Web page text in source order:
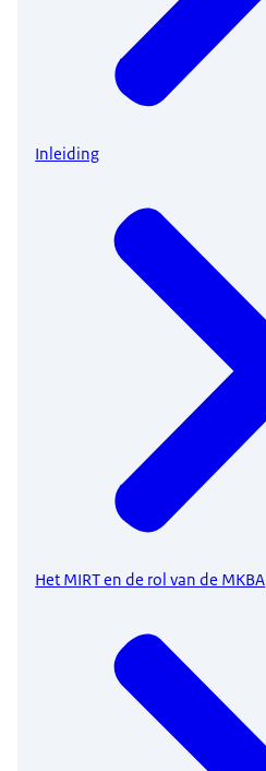
Inleiding
Het MIRT en de rol van de MKBA